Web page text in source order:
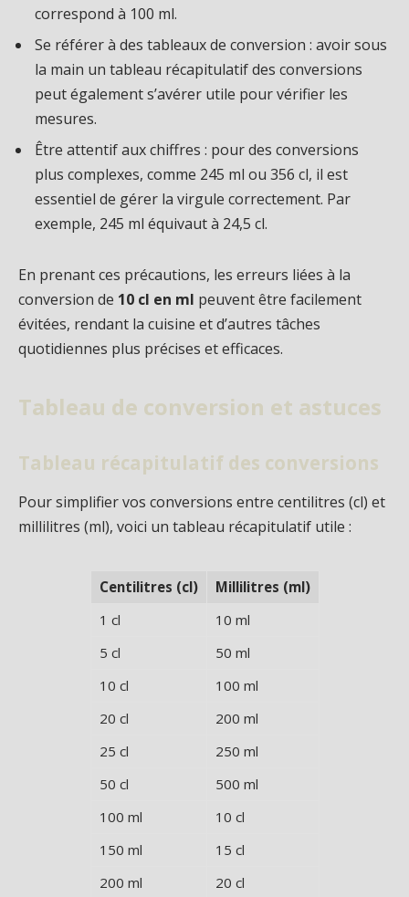
correspond à 100 ml.
Se référer à des tableaux de conversion : avoir sous
la main un tableau récapitulatif des conversions
peut également s’avérer utile pour vérifier les
mesures.
Être attentif aux chiffres : pour des conversions
plus complexes, comme 245 ml ou 356 cl, il est
essentiel de gérer la virgule correctement. Par
exemple, 245 ml équivaut à 24,5 cl.
En prenant ces précautions, les erreurs liées à la
conversion de 10 cl en ml peuvent être facilement
évitées, rendant la cuisine et d’autres tâches
quotidiennes plus précises et efficaces.
Tableau de conversion et astuces
Tableau récapitulatif des conversions
Pour simplifier vos conversions entre centilitres (cl) et
millilitres (ml), voici un tableau récapitulatif utile :
Centilitres (cl)
Millilitres (ml)
1 cl
10 ml
5 cl
50 ml
10 cl
100 ml
20 cl
200 ml
25 cl
250 ml
50 cl
500 ml
100 ml
10 cl
150 ml
15 cl
200 ml
20 cl